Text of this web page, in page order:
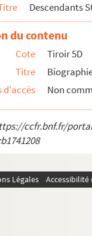
Descendants
du contenu
Cote
Tiroir 5D
Titre
d'accès
Non
ccfr.bnf.fr/
Légales